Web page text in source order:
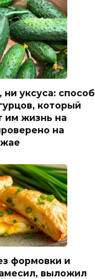
ни уксуса: способ
который
им жизнь на
на
формовки и
выложил